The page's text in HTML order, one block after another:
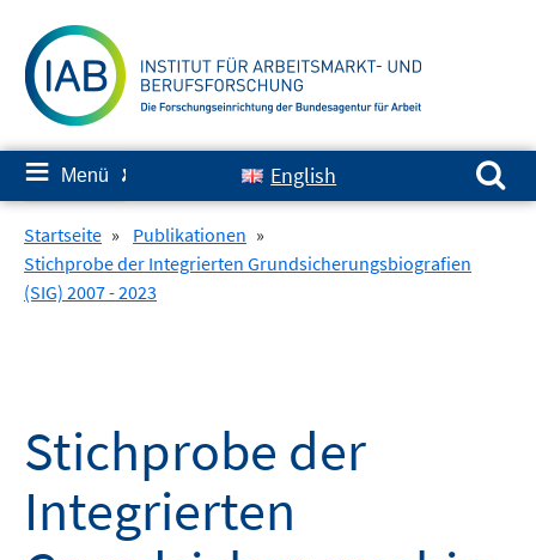
zum
Inhalt
≡ Menü ✘ English
Suchen nach:
Startseite » Publikationen »
Stichprobe der Integrierten Grundsicherungsbiografien
(SIG) 2007 - 2023
Stichprobe der
Integrierten